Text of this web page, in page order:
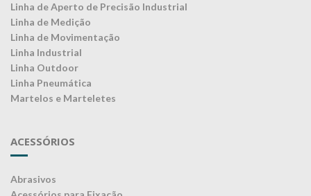
Linha de Aperto de Precisão Industrial
Linha de Medição
Linha de Movimentação
Linha Industrial
Linha Outdoor
Linha Pneumática
Martelos e Marteletes
ACESSÓRIOS
Abrasivos